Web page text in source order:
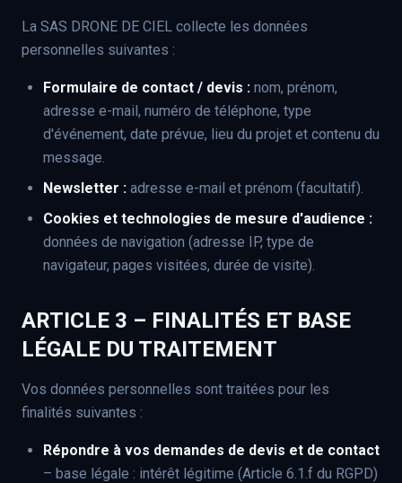
La SAS DRONE DE CIEL collecte les données
personnelles suivantes :
Formulaire de contact / devis : nom, prénom,
adresse e-mail, numéro de téléphone, type
d'événement, date prévue, lieu du projet et contenu du
message.
Newsletter : adresse e-mail et prénom (facultatif).
Cookies et technologies de mesure d'audience :
données de navigation (adresse IP, type de
navigateur, pages visitées, durée de visite).
ARTICLE 3 – FINALITÉS ET BASE
LÉGALE DU TRAITEMENT
Vos données personnelles sont traitées pour les
finalités suivantes :
Répondre à vos demandes de devis et de contact
– base légale : intérêt légitime (Article 6.1.f du RGPD)